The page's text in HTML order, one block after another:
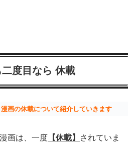
度目なら 休載
漫画の休載について紹介していきます
画は、一度 【休載】
されていま